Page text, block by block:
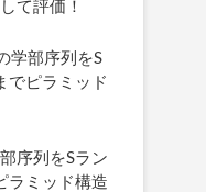
て評価！
学部序列をS
でピラミッド
序列をSラン
ラミッド構造